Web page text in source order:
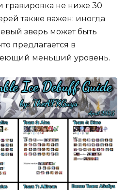
не ниже 30
также важен: иногда
зверь может быть
предлагается в
меньший уровень.